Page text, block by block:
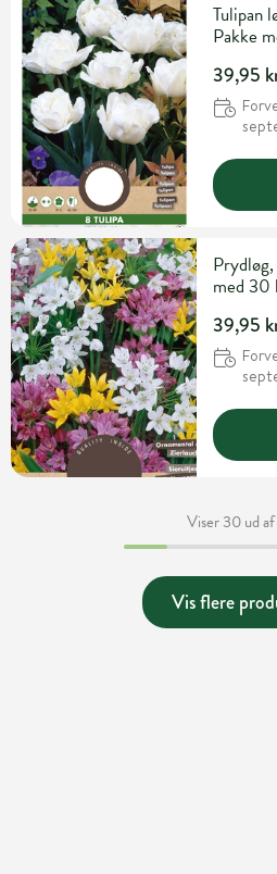
Tulipan
Pakke
39,95
med 30
39,95
Viser 30 ud
Vis flere